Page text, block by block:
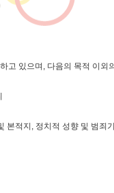
고 있으며, 다음의 목적 이외
적지, 정치적 성향 및 범죄